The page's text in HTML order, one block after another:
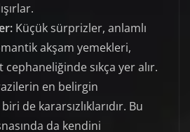
Küçük sürprizler, anlamlı
akşam yemekleri,
sıkça yer alır.
en belirgin
de kararsızlıklarıdır. Bu
da kendini